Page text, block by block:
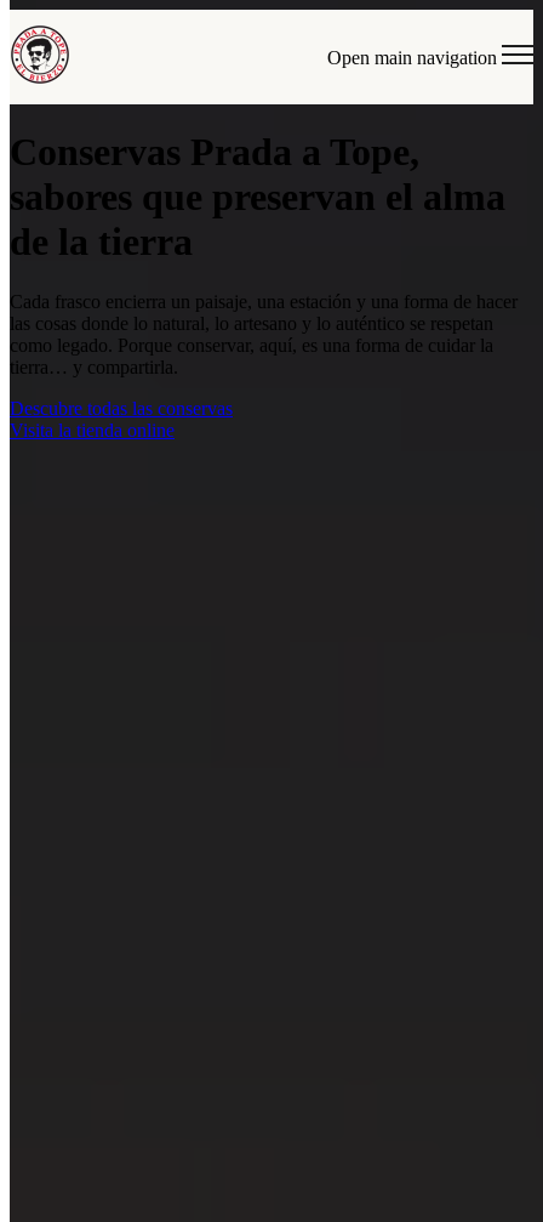
Open main navigation
Conservas Prada a Tope,
sabores que preservan el alma
de la tierra
Cada frasco encierra un paisaje, una estación y una forma de hacer
las cosas donde lo natural, lo artesano y lo auténtico se respetan
como legado. Porque conservar, aquí, es una forma de cuidar la
tierra… y compartirla.
Descubre todas las conservas
Visita la tienda online